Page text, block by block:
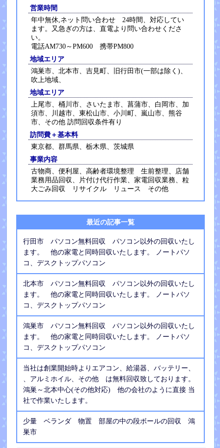
営業時間
年中無休,ネット問い合わせ 24時間、対応してい
ます。又急ぎの方は、直電より問い合わせくださ
い。
電話AM730～PM600 携帯PM800
地域エリア
鴻巣市、北本市、吉見町、旧行田市(一部は除く)、
吹上地域、
地域エリア
上尾市、桶川市、さいたま市、菖蒲市、白岡市、加
須市、川越市、東松山市、小川町、嵐山市、熊谷
市、その他 訪問回収条件有り
訪問費＋基本料
東京都、群馬県、栃木県、茨城県
事業内容
古物商、便利屋、高齢者環境整理 生前整理、店舗
業務用品回収、片付け代行作業、家電回収業務、粒
大ごみ回収 リサイクル リュース その他
最近の記事一覧
行田市 パソコン無料回収 パソコン以外の回収いたし
ます。 他の家電と同時回収いたします。 ノートパソ
コ、デスクトップパソコン
北本市 パソコン無料回収 パソコン以外の回収いたし
ます。 他の家電と同時回収いたします。 ノートパソ
コ、デスクトップパソコン
鴻巣市 パソコン無料回収 パソコン以外の回収いたし
ます。 他の家電と同時回収いたします。 ノートパソ
コ、デスクトップパソコン
当社は創業開始時よりエアコン、給湯器、バッテリー、
、アルミホイル、その他 は無料回収致しております。
鴻巣～北本中心(その他対応) 他の会社のように直接 当
社で作業いたします。
少量 ベランダ 物置 部屋の中の段ボールの回収 鴻
巣市